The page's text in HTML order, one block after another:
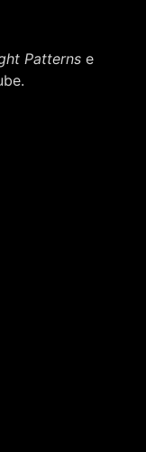
Patternse